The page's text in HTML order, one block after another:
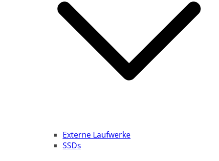
Externe Laufwerke
SSDs